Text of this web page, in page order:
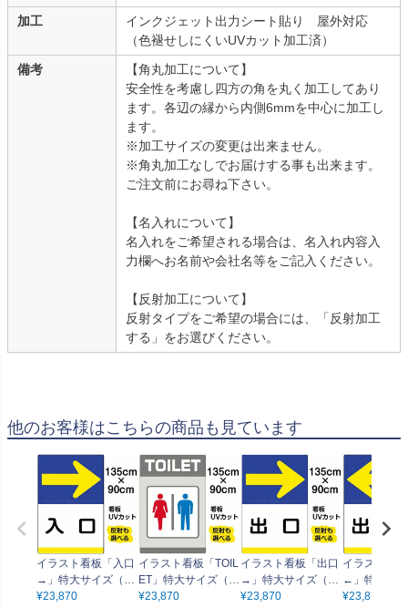
加工
インクジェット出力シート貼り 屋外対応
（色褪せしにくいUVカット加工済）
備考
【角丸加工について】
安全性を考慮し四方の角を丸く加工してあり
ます。各辺の縁から内側6mmを中心に加工し
ます。
※加工サイズの変更は出来ません。
※角丸加工なしでお届けする事も出来ます。
ご注文前にお尋ね下さい。
【名入れについて】
名入れをご希望される場合は、名入れ内容入
力欄へお名前や会社名等をご記入ください。
【反射加工について】
反射タイプをご希望の場合には、「反射加工
する」をお選びください。
他のお客様はこちらの商品も見ています
イラスト看板「入口
→」特大サイズ（13
5cm×90cm） 取付穴
¥23,870
イラスト看板「TOIL
ET」特大サイズ（1
35cm×90cm） 取付
¥23,870
イラスト看板「出口
→」特大サイズ（13
5cm×90cm） 取付穴
¥23,870
イラスト看
←」特大サ
5cm×90cm
¥23,870